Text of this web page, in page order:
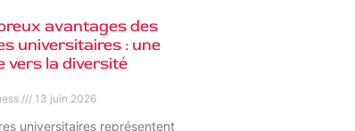
avantages des
universitaires : une
vers la diversité
13 juin 2026
universitaires représentent